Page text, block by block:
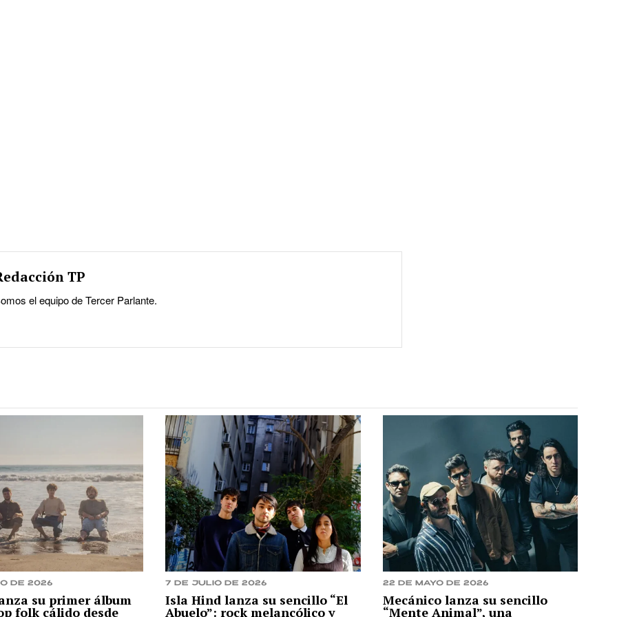
TP
el equipo de Tercer Parlante.
de 2026
su primer álbum
folk cálido desde
7 de julio de 2026
Isla Hind lanza su sencillo “El
Abuelo”: rock melancólico y
22 de mayo de 2026
Mecánico lanza su sencillo
“Mente Animal”, una